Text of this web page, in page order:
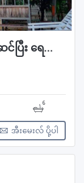
တာမွေ, ပင်ရွှေညောင်လမ်း, ရှယ်ပြင်ဆင်ပြီး ရေကူးကန်ပါ လုံးချင်းအရောင်း
6
အီးမေးလ် ပို့ပါ